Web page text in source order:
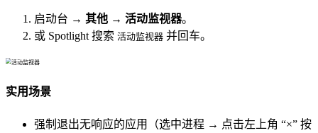
启动台 → 其他 → 活动监视器。
或 Spotlight 搜索 活动监视器 并回车。
实用场景
强制退出无响应的应用（选中进程 → 点击左上角 “×” 按